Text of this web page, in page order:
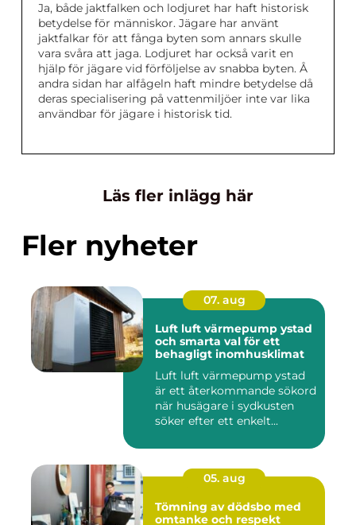
Ja, både jaktfalken och lodjuret har haft historisk
betydelse för människor. Jägare har använt
jaktfalkar för att fånga byten som annars skulle
vara svåra att jaga. Lodjuret har också varit en
hjälp för jägare vid förföljelse av snabba byten. Å
andra sidan har alfågeln haft mindre betydelse då
deras specialisering på vattenmiljöer inte var lika
användbar för jägare i historisk tid.
Läs fler inlägg här
Fler nyheter
07. aug
Luft luft värmepump ystad
och smarta val för ett
behagligt inomhusklimat
Luft luft värmepump ystad
är ett återkommande sökord
när husägare i sydkusten
söker efter ett enkelt...
05. aug
Tömning av dödsbo med
omtanke och respekt